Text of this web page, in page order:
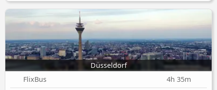
Düsseldorf
FlixBus
4h 35m